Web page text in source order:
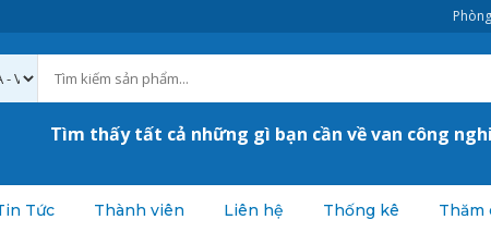
Tìm thấy tất cả những gì bạn cần về van công
Tức Thành viên Liên hệ Thống kê Thăm